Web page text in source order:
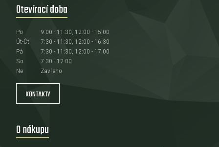
Otevírací doba
Po
9:00 - 11:30, 12:00 - 15:00
Út-Čt
7:30 - 11:30, 12:00 - 16:30
Pá
7:30 - 11:30, 12:00 - 17:00
So
7:30 - 12:00
Ne
Zavřeno
KONTAKTY
O nákupu